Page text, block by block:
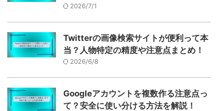
2026/7/1
Twitterの画像検索サイトが便利って本
当？人物特定の精度や注意点まとめ！
2026/6/8
Googleアカウントを複数作る注意点っ
て？安全に使い分ける方法を解説！